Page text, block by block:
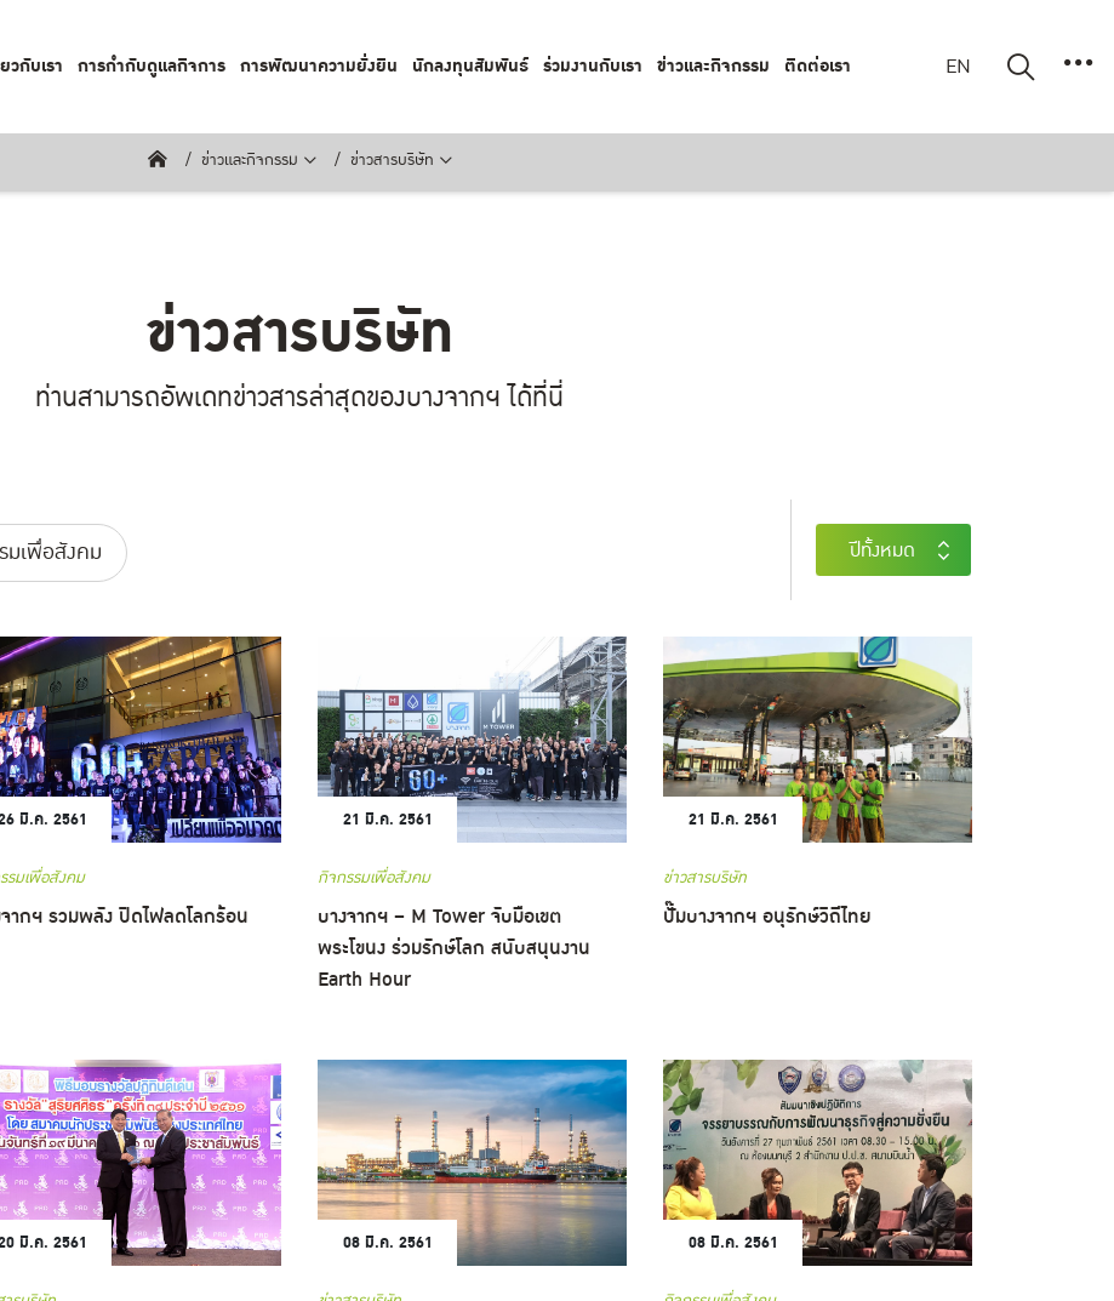
วกับเรา การกำกับดูแลกิจการ การพัฒนาความยั่งยืน นักลงทุนสัมพันธ์ ร่วมงานกับเรา ข่าวและกิจกรรม ติดต่อเรา EN
ข่าวและกิจกรรม ข่าวสารบริษัท
ข่าวสารบริษัท
ท่านสามารถอัพเดทข่าวสารล่าสุดของบางจากฯ ได้ที่นี่
มเพื่อสังคม ปีทั้งหมด
มี.ค. 2561
รมเพื่อสังคม
ากฯ รวมพลัง ปิดไฟลดโลกร้อน
21 มี.ค. 2561
กิจกรรมเพื่อสังคม
บางจากฯ – M Tower จับมือเขต
พระโขนง ร่วมรักษ์โลก สนับสนุนงาน
Earth Hour
21 มี.ค. 2561
ข่าวสารบริษัท
ปั๊มบางจากฯ อนุรักษ์วิถีไทย
มี.ค. 2561 08 มี.ค. 2561 08 มี.ค. 2561